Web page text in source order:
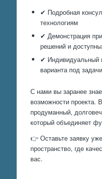
✔ Подробная
технологиям
✔ Демонстрация
решений и
✔ Индивидуальный
варианта под
С нами вы заранее
возможности проекта.
продуманный,
который объединяет
👉 Оставьте заявку
пространство, где
вас.